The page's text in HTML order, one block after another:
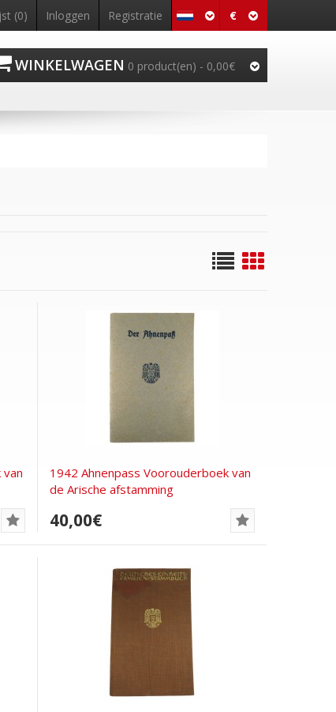
€
(0) Inloggen Registratie
WINKELWAGEN 0 product(en) - 0,00€
1942 Ahnenpass Voorouderboek van
de Arische afstamming
40,00€